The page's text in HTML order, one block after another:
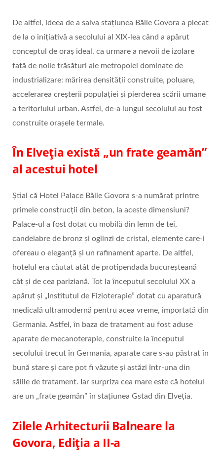
De altfel, ideea de a salva staţiunea Băile Govora a plecat
de la o iniţiativă a secolului al XIX-lea când a apărut
conceptul de oraş ideal, ca urmare a nevoii de izolare
faţă de noile trăsături ale metropolei dominate de
industrializare: mărirea densităţii construite, poluare,
accelerarea creşterii populaţiei şi pierderea scării umane
a teritoriului urban. Astfel, de-a lungul secolului au fost
construite orașele termale.
În Elveția există „un frate geamăn”
al acestui hotel
Știai că Hotel Palace Băile Govora s-a numărat printre
primele construcţii din beton, la aceste dimensiuni?
Palace-ul a fost dotat cu mobilă din lemn de tei,
candelabre de bronz şi oglinzi de cristal, elemente care-i
ofereau o eleganță și un rafinament aparte. De altfel,
hotelul era căutat atât de protipendada bucureşteană
cât şi de cea pariziană. Tot la începutul secolului XX a
apărut şi „Institutul de Fizioterapie” dotat cu aparatură
medicală ultramodernă pentru acea vreme, importată din
Germania. Astfel, în baza de tratament au fost aduse
aparate de mecanoterapie, construite la începutul
secolului trecut în Germania, aparate care s-au păstrat în
bună stare şi care pot fi văzute şi astăzi într-una din
sălile de tratament. Iar surpriza cea mare este că hotelul
are un „frate geamăn” în staţiunea Gstad din Elveţia.
Zilele Arhitecturii Balneare la
Govora, Ediția a II-a